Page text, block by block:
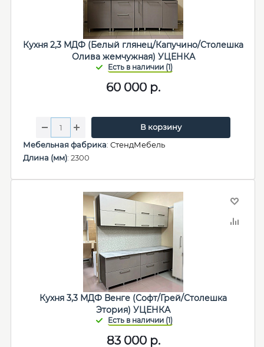
Кухня 2,3 МДФ (Белый глянец/Капучино/Столешка
Олива жемчужная) УЦЕНКА
60 000 р.
В корзину
Мебельная фабрика: СтендМебель
Длина (мм): 2300
Кухня 3,3 МДФ Венге (Софт/Грей/Столешка
Этория) УЦЕНКА
83 000р.